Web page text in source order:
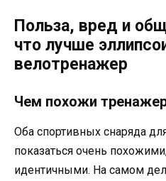
Польза, вред и
что лучше
велотренажер
Чем похожи
Оба спортивных снаряда
показаться очень
идентичными. На самом